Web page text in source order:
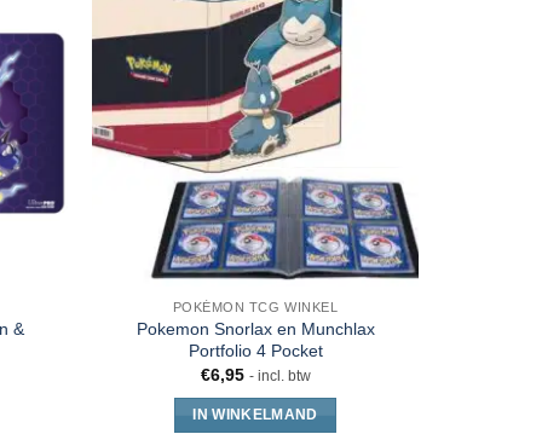
&
POKÉMON TCG WINKEL
Pokemon Snorlax en Munchlax
Portfolio 4 Pocket
€6,95 - incl. btw
IN WINKELMAND